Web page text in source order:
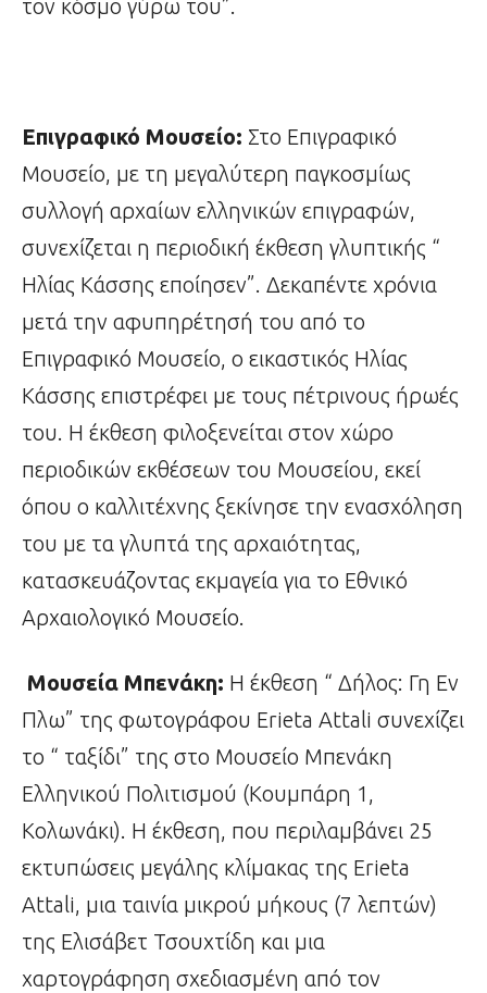
τον κόσμο γύρω του”.
Επιγραφικό Μουσείο: Στο Επιγραφικό
Μουσείο, με τη μεγαλύτερη παγκοσμίως
συλλογή αρχαίων ελληνικών επιγραφών,
συνεχίζεται η περιοδική έκθεση γλυπτικής “
Ηλίας Κάσσης εποίησεν”. Δεκαπέντε χρόνια
μετά την αφυπηρέτησή του από το
Επιγραφικό Μουσείο, ο εικαστικός Ηλίας
Κάσσης επιστρέφει με τους πέτρινους ήρωές
του. Η έκθεση φιλοξενείται στον χώρο
περιοδικών εκθέσεων του Μουσείου, εκεί
όπου ο καλλιτέχνης ξεκίνησε την ενασχόληση
του με τα γλυπτά της αρχαιότητας,
κατασκευάζοντας εκμαγεία για το Εθνικό
Αρχαιολογικό Μουσείο.
Μουσεία Μπενάκη: Η έκθεση “ Δήλος: Γη Εν
Πλω” της φωτογράφου Erieta Attali συνεχίζει
το “ ταξίδι” της στο Μουσείο Μπενάκη
Ελληνικού Πολιτισμού (Κουμπάρη 1,
Κολωνάκι). Η έκθεση, που περιλαμβάνει 25
εκτυπώσεις μεγάλης κλίμακας της Erieta
Attali, μια ταινία μικρού μήκους (7 λεπτών)
της Ελισάβετ Τσουχτίδη και μια
χαρτογράφηση σχεδιασμένη από τον